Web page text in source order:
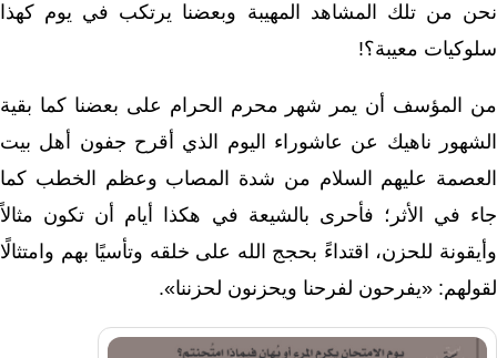
نحن من تلك المشاهد المهيبة وبعضنا يرتكب في يوم كهذا
سلوكيات معيبة؟!
من المؤسف أن يمر شهر محرم الحرام على بعضنا كما بقية
الشهور ناهيك عن عاشوراء اليوم الذي أقرح جفون أهل بيت
العصمة عليهم السلام من شدة المصاب وعظم الخطب كما
جاء في الأثر؛ فأحرى بالشيعة في هكذا أيام أن تكون مثالاً
وأيقونة للحزن، اقتداءً بحجج الله على خلقه وتأسيًا بهم وامتثالًا
لقولهم: «يفرحون لفرحنا ويحزنون لحزننا».